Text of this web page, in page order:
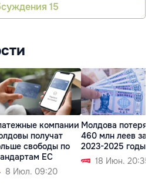
15
компании
получат
свободы по
ЕС
8 Июл. 09:20
Молдова
460 млн леев за
2023-2025 годы
18 Июн. 20:35